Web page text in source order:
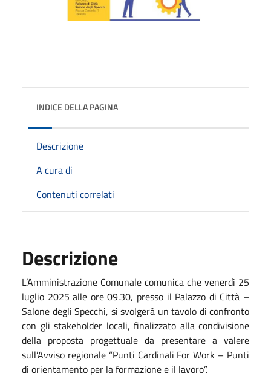
INDICE DELLA PAGINA
Descrizione
A cura di
Contenuti correlati
Descrizione
L’Amministrazione Comunale comunica che venerdì 25
luglio 2025 alle ore 09.30, presso il Palazzo di Città –
Salone degli Specchi, si svolgerà un tavolo di confronto
con gli stakeholder locali, finalizzato alla condivisione
della proposta progettuale da presentare a valere
sull’Avviso regionale “Punti Cardinali For Work – Punti
di orientamento per la formazione e il lavoro”.